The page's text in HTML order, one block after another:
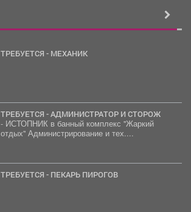
ТРЕБУЕТСЯ - МЕХАНИК
ТРЕБУЕТСЯ - АДМИНИСТРАТОР И СТОРОЖ
- ИСТОПНИК в банный комплекс "Жаркий
отдых" Администрирование и тех....
ТРЕБУЕТСЯ - ПЕКАРЬ ПИРОГОВ